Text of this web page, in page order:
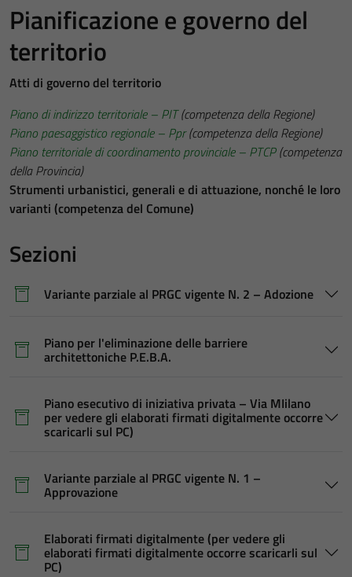
Pianificazione e governo del
territorio
Atti di governo del territorio
Piano di indirizzo territoriale – PIT(competenza della Regione)
Piano paesaggistico regionale – Ppr(competenza della Regione)
Piano territoriale di coordinamento provinciale – PTCP(competenza
della Provincia)
Strumenti urbanistici, generali e di attuazione, nonché le loro
varianti (competenza del Comune)
Sezioni
Variante parziale al PRGC vigente N. 2 – Adozione
Piano per l'eliminazione delle barriere
architettoniche P.E.B.A.
Piano esecutivo di iniziativa privata – Via MIilano
per vedere gli elaborati firmati digitalmente occorre
scaricarli sul PC)
Variante parziale al PRGC vigente N. 1 –
Approvazione
Elaborati firmati digitalmente (per vedere gli
elaborati firmati digitalmente occorre scaricarli sul
PC)